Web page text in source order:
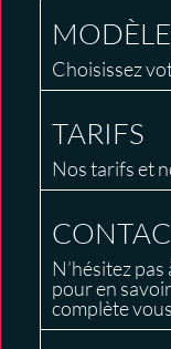
Choisissez
TARIFS
Nos tarifs et
N’hésitez
pour en
complète